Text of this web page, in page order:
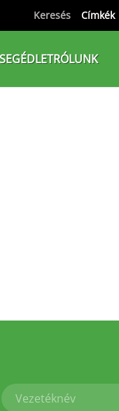
Keresés Címkék
RÓLUNK